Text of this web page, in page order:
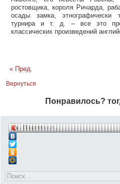
ростовщика, короля Ричарда,
осады замка, этнографически
турнира и т. д. – все это
классических произведений
« Пред.
Вернуться
Понравилось?
Поделиться…